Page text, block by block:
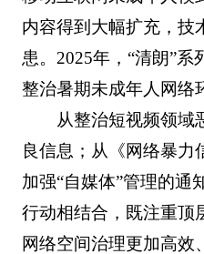
内容得到大幅扩充，技
患。2025年，“清朗”
整治暑期未成年人网络
从整治短视频领域
良信息；从《网络暴力
加强“自媒体”管理的
行动相结合，既注重顶
网络空间治理更加高效